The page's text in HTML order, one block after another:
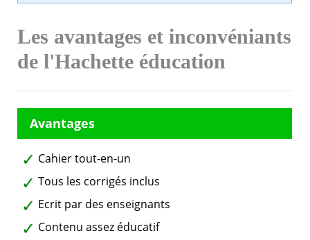
Les avantages et inconvéniants
de l'Hachette éducation
Cahier tout-en-un
Tous les corrigés inclus
Ecrit par des enseignants
Contenu assez éducatif